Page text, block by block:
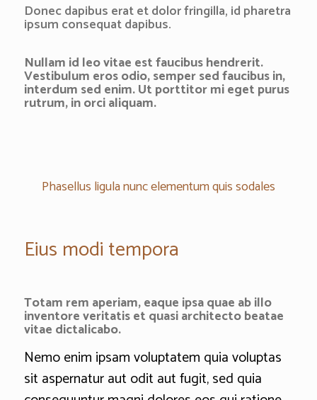
Donec dapibus erat et dolor fringilla, id pharetra
ipsum consequat dapibus.
Nullam id leo vitae est faucibus hendrerit.
Vestibulum eros odio, semper sed faucibus in,
interdum sed enim. Ut porttitor mi eget purus
rutrum, in orci aliquam.
Phasellus ligula nunc elementum quis sodales
Eius modi tempora
Totam rem aperiam, eaque ipsa quae ab illo
inventore veritatis et quasi architecto beatae
vitae dictalicabo.
Nemo enim ipsam voluptatem quia voluptas
sit aspernatur aut odit aut fugit, sed quia